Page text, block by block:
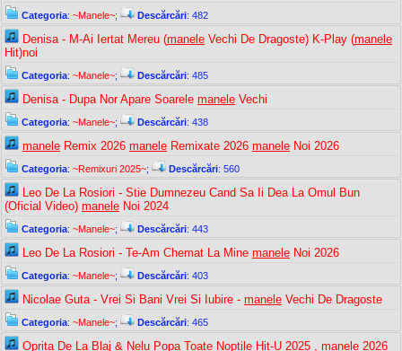
Categoria: ~Manele~; Descărcări: 482
Denisa - M-Ai Iertat Mereu (manele Vechi De Dragoste) K-Play (manele
Hit)noi
Categoria: ~Manele~; Descărcări: 485
Denisa - Dupa Nor Apare Soarele manele Vechi
Categoria: ~Manele~; Descărcări: 438
manele Remix 2026 manele Remixate 2026 manele Noi 2026
Categoria: ~Remixuri 2025~; Descărcări: 560
Leo De La Rosiori - Stie Dumnezeu Cand Sa Ii Dea La Omul Bun
(Oficial Video) manele Noi 2024
Categoria: ~Manele~; Descărcări: 443
Leo De La Rosiori - Te-Am Chemat La Mine manele Noi 2026
Categoria: ~Manele~; Descărcări: 403
Nicolae Guta - Vrei Si Bani Vrei Si Iubire - manele Vechi De Dragoste
Categoria: ~Manele~; Descărcări: 465
Oprita De La Blaj & Nelu Popa Toate Nopțile Hit-U 2025 , manele 2026